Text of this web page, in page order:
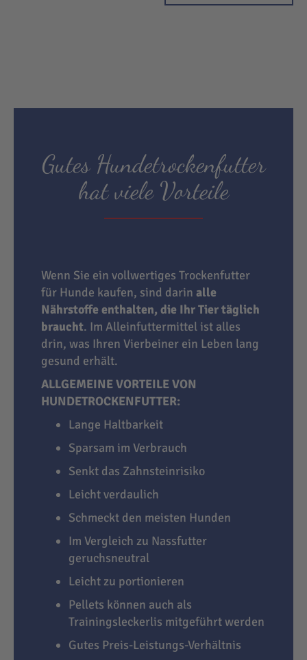
Gutes Hundetrockenfutter
hat viele Vorteile
Wenn Sie ein vollwertiges Trockenfutter
für Hunde kaufen, sind darin alle
Nährstoffe enthalten, die Ihr Tier täglich
braucht. Im Alleinfuttermittel ist alles
drin, was Ihren Vierbeiner ein Leben lang
gesund erhält.
ALLGEMEINE VORTEILE VON
HUNDETROCKENFUTTER:
Lange Haltbarkeit
Sparsam im Verbrauch
Senkt das Zahnsteinrisiko
Leicht verdaulich
Schmeckt den meisten Hunden
Im Vergleich zu Nassfutter
geruchsneutral
Leicht zu portionieren
Pellets können auch als
Trainingsleckerlis mitgeführt werden
Gutes Preis-Leistungs-Verhältnis